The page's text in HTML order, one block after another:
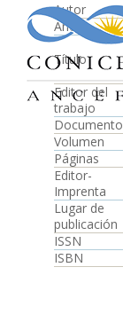
Autor
Año
Título
Editor del
trabajo
Documento
Volumen
Páginas
Editor-
Imprenta
Lugar de
publicación
ISSN
ISBN